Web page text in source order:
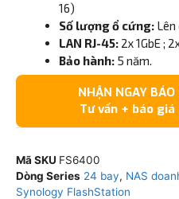
16)
Số lượng ổ cứng:
LAN RJ-45: 2x 1GbE ;
Bảo hành: 5 năm.
NHẬN NGAY
Tư vấn + báo
Mã SKU FS6400
Dòng Series 24 bay, NAS
Synology FlashStation